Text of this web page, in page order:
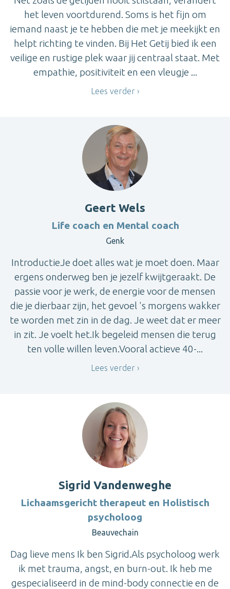
het leven voortdurend. Soms is het fijn om
iemand naast je te hebben die met je meekijkt en
helpt richting te vinden. Bij Het Getij bied ik een
veilige en rustige plek waar jij centraal staat. Met
empathie, positiviteit en een vleugje ...
Lees verder
Geert Wels
Life coach en Mental coach
Genk
IntroductieJe doet alles wat je moet doen. Maar
ergens onderweg ben je jezelf kwijtgeraakt. De
passie voor je werk, de energie voor de mensen
die je dierbaar zijn, het gevoel 's morgens wakker
te worden met zin in de dag. Je weet dat er meer
in zit. Je voelt het.Ik begeleid mensen die terug
ten volle willen leven.Vooral actieve 40-...
Lees verder
Sigrid Vandenweghe
Lichaamsgericht therapeut en Holistisch
psycholoog
Beauvechain
Dag lieve mens Ik ben Sigrid.Als psycholoog werk
ik met trauma, angst, en burn-out. Ik heb me
gespecialiseerd in de mind-body connectie en de